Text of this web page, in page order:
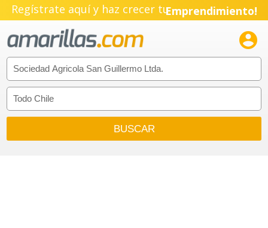
Regístrate aquí y haz crecer tuEmprendimiento!
